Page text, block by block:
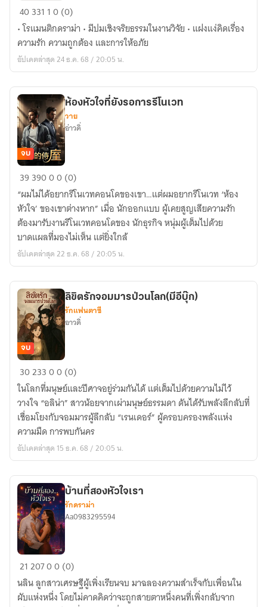
เมื่อ
หัวใจ
เลือก
ข้าง
ความ
40331 10 (0)
• โรแมนติกดราม่า • มีปมเชิงจริยธรรมในงานวิจัย • แฝงแง่คิดเรื่อง
ความรัก ความถูกต้อง และการให้อภัย
อัปเดตล่าสุด 24 ธ.ค. 68 / 20:05 น.
ห้อง
หัวใจ
ที่
ยัง
รอ
การ
รี
เวท
จบ
ห้องหัวใจที่ยังรอการรีโนเวท
วาย
อ่าวดิ่
39 39000 (0)
“ผมไม่ได้อยากรีโนเวทคอนโดของเขา…แต่ผมอยากรีโนเวท ‘ห้อง
หัวใจ’ ของเขาต่างหาก” เมื่อ นักออกแบบ ผู้เคยสูญเสียความรัก
ต้องมารับงานรีโนเวทคอนโดของ นักธุรกิจ หนุ่มผู้เต็มไปด้วย
บาดแผลที่มองไม่เห็น แต่ยิ่งใกล้
อัปเดตล่าสุด 22 ธ.ค. 68 / 20:05 น.
ลิขิต
รัก
จอม
มาร
ป่วน
โลก(มี
อี
จบ
ลิขิตรักจอมมารป่วนโลก(มีอีบุ๊ก)
รักแฟนตาซี
อาวดิ่
3023300 (0)
ในโลกที่มนุษย์และปีศาจอยู่ร่วมกันได้ แต่เต็มไปด้วยความไม่ไว้
วางใจ “อลิน่า” สาวน้อยจากเผ่ามนุษย์ธรรมดา ดันได้รับพลังลึกลับที่
เชื่อมโยงกับจอมมารผู้ลึกลับ “เรนเดอร์” ผู้ครอบครองพลังแห่ง
ความมืด การพบกันคร
อัปเดตล่าสุด 15 ธ.ค. 68 / 20:05 น.
บ้าน
ที่
สอง
บ้านที่สองหัวใจเรา
รักดราม่า
Aa0983295594
2120700 (0)
นลิน ลูกสาวเศรษฐีผู้เพิ่งเรียนจบ มาฉลองความสำเร็จกับเพื่อนใน
ผับแห่งหนึ่ง โดยไม่คาดคิดว่าจะถูกสายตาหนึ่งคนที่เพิ่งกลับจาก